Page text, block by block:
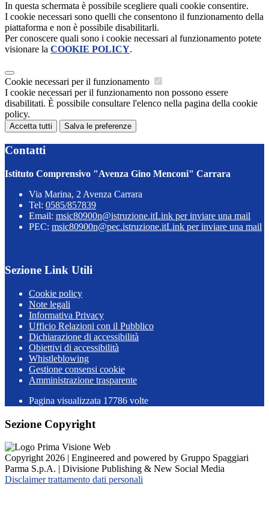
In questa schermata è possibile scegliere quali cookie consentire.
I cookie necessari sono quelli che consentono il funzionamento della
piattaforma e non è possibile disabilitarli.
Per conoscere quali sono i cookie necessari al funzionamento potete
visionare la COOKIE POLICY.
Cookie necessari per il funzionamento
I cookie necessari per il funzionamento non possono essere
disabilitati. È possibile consultare l'elenco nella pagina della cookie
policy.
Accetta tutti Salva le preferenze
Contatti
Istituto Comprensivo "Avenza Gino Menconi" Carrara
Via Marina, 2 Avenza Carrara
Tel: 0585/857839
Email: msic80900n@istruzione.itLink per inviare una mail
PEC: msic80900n@pec.istruzione.itLink per inviare una mail
Sezione Link Utili
Cookie policy
Note legali
Informativa Privacy
Ufficio Relazioni con il Pubblico
Dichiarazione di accessibilità
Obiettivi di accessibilità
Whistleblowing
Gestione consensi cookie
Amministrazione trasparente
Pagina visualizzata 17786 volte
Sezione Copyright
Copyright 2026 | Engineered and powered by Gruppo Spaggiari
Parma S.p.A. | Divisione Publishing & New Social Media
Disclaimer trattamento dati personali